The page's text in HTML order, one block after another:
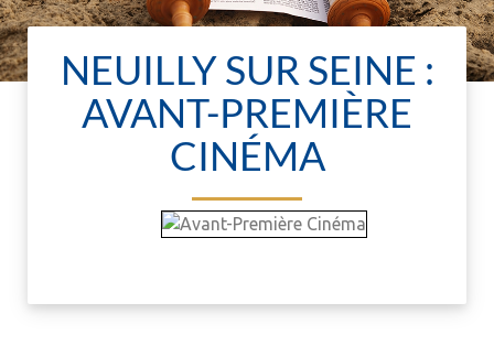
NEUILLY SUR SEINE :
AVANT-PREMIÈRE
CINÉMA